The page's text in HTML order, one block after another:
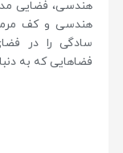
هندسی، فضایی
هندسی و کف مرمر
سادگی را در
فضاهایی که به